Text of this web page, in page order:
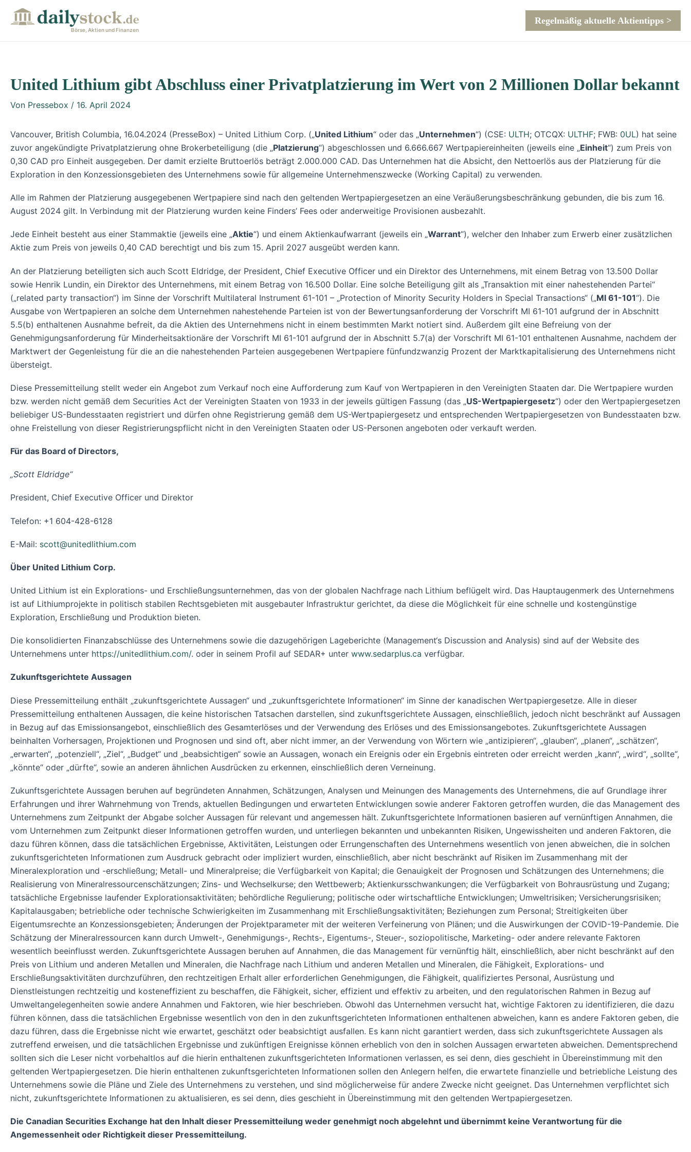
Inhalt
Börse, Aktien und Finanzen
Regelmäßig aktuelle Aktientipps >
United Lithium gibt Abschluss einer Privatplatzierung im Wert von 2 Millionen Dollar bekannt
Von Pressebox / 16. April 2024
Vancouver, British Columbia, 16.04.2024 (PresseBox) – United Lithium Corp. („United Lithium“ oder das „Unternehmen“) (CSE: ULTH; OTCQX: ULTHF; FWB: 0UL) hat seine
zuvor angekündigte Privatplatzierung ohne Brokerbeteiligung (die „Platzierung“) abgeschlossen und 6.666.667 Wertpapiereinheiten (jeweils eine „Einheit“) zum Preis von
0,30 CAD pro Einheit ausgegeben. Der damit erzielte Bruttoerlös beträgt 2.000.000 CAD. Das Unternehmen hat die Absicht, den Nettoerlös aus der Platzierung für die
Exploration in den Konzessionsgebieten des Unternehmens sowie für allgemeine Unternehmenszwecke (Working Capital) zu verwenden.
Alle im Rahmen der Platzierung ausgegebenen Wertpapiere sind nach den geltenden Wertpapiergesetzen an eine Veräußerungsbeschränkung gebunden, die bis zum 16.
August 2024 gilt. In Verbindung mit der Platzierung wurden keine Finders’ Fees oder anderweitige Provisionen ausbezahlt.
Jede Einheit besteht aus einer Stammaktie (jeweils eine „Aktie“) und einem Aktienkaufwarrant (jeweils ein „Warrant“), welcher den Inhaber zum Erwerb einer zusätzlichen
Aktie zum Preis von jeweils 0,40 CAD berechtigt und bis zum 15. April 2027 ausgeübt werden kann.
An der Platzierung beteiligten sich auch Scott Eldridge, der President, Chief Executive Officer und ein Direktor des Unternehmens, mit einem Betrag von 13.500 Dollar
sowie Henrik Lundin, ein Direktor des Unternehmens, mit einem Betrag von 16.500 Dollar. Eine solche Beteiligung gilt als „Transaktion mit einer nahestehenden Partei“
(„related party transaction“) im Sinne der Vorschrift Multilateral Instrument 61-101 – „Protection of Minority Security Holders in Special Transactions“ („MI 61-101“). Die
Ausgabe von Wertpapieren an solche dem Unternehmen nahestehende Parteien ist von der Bewertungsanforderung der Vorschrift MI 61-101 aufgrund der in Abschnitt
5.5(b) enthaltenen Ausnahme befreit, da die Aktien des Unternehmens nicht in einem bestimmten Markt notiert sind. Außerdem gilt eine Befreiung von der
Genehmigungsanforderung für Minderheitsaktionäre der Vorschrift MI 61-101 aufgrund der in Abschnitt 5.7(a) der Vorschrift MI 61-101 enthaltenen Ausnahme, nachdem der
Marktwert der Gegenleistung für die an die nahestehenden Parteien ausgegebenen Wertpapiere fünfundzwanzig Prozent der Marktkapitalisierung des Unternehmens nicht
übersteigt.
Diese Pressemitteilung stellt weder ein Angebot zum Verkauf noch eine Aufforderung zum Kauf von Wertpapieren in den Vereinigten Staaten dar. Die Wertpapiere wurden
bzw. werden nicht gemäß dem Securities Act der Vereinigten Staaten von 1933 in der jeweils gültigen Fassung (das „US-Wertpapiergesetz“) oder den Wertpapiergesetzen
beliebiger US-Bundesstaaten registriert und dürfen ohne Registrierung gemäß dem US-Wertpapiergesetz und entsprechenden Wertpapiergesetzen von Bundesstaaten bzw.
ohne Freistellung von dieser Registrierungspflicht nicht in den Vereinigten Staaten oder US-Personen angeboten oder verkauft werden.
Für das Board of Directors,
„Scott Eldridge“
President, Chief Executive Officer und Direktor
Telefon: +1 604-428-6128
E-Mail: scott@unitedlithium.com
Über United Lithium Corp.
United Lithium ist ein Explorations- und Erschließungsunternehmen, das von der globalen Nachfrage nach Lithium beflügelt wird. Das Hauptaugenmerk des Unternehmens
ist auf Lithiumprojekte in politisch stabilen Rechtsgebieten mit ausgebauter Infrastruktur gerichtet, da diese die Möglichkeit für eine schnelle und kostengünstige
Exploration, Erschließung und Produktion bieten.
Die konsolidierten Finanzabschlüsse des Unternehmens sowie die dazugehörigen Lageberichte (Management‘s Discussion and Analysis) sind auf der Website des
Unternehmens unter https://unitedlithium.com/. oder in seinem Profil auf SEDAR+ unter www.sedarplus.ca verfügbar.
Zukunftsgerichtete Aussagen
Diese Pressemitteilung enthält „zukunftsgerichtete Aussagen“ und „zukunftsgerichtete Informationen“ im Sinne der kanadischen Wertpapiergesetze. Alle in dieser
Pressemitteilung enthaltenen Aussagen, die keine historischen Tatsachen darstellen, sind zukunftsgerichtete Aussagen, einschließlich, jedoch nicht beschränkt auf Aussagen
in Bezug auf das Emissionsangebot, einschließlich des Gesamterlöses und der Verwendung des Erlöses und des Emissionsangebotes. Zukunftsgerichtete Aussagen
beinhalten Vorhersagen, Projektionen und Prognosen und sind oft, aber nicht immer, an der Verwendung von Wörtern wie „antizipieren“, „glauben“, „planen“, „schätzen“,
„erwarten“, „potenziell“, „Ziel“, „Budget“ und „beabsichtigen“ sowie an Aussagen, wonach ein Ereignis oder ein Ergebnis eintreten oder erreicht werden „kann“, „wird“, „sollte“,
„könnte“ oder „dürfte“, sowie an anderen ähnlichen Ausdrücken zu erkennen, einschließlich deren Verneinung.
Zukunftsgerichtete Aussagen beruhen auf begründeten Annahmen, Schätzungen, Analysen und Meinungen des Managements des Unternehmens, die auf Grundlage ihrer
Erfahrungen und ihrer Wahrnehmung von Trends, aktuellen Bedingungen und erwarteten Entwicklungen sowie anderer Faktoren getroffen wurden, die das Management des
Unternehmens zum Zeitpunkt der Abgabe solcher Aussagen für relevant und angemessen hält. Zukunftsgerichtete Informationen basieren auf vernünftigen Annahmen, die
vom Unternehmen zum Zeitpunkt dieser Informationen getroffen wurden, und unterliegen bekannten und unbekannten Risiken, Ungewissheiten und anderen Faktoren, die
dazu führen können, dass die tatsächlichen Ergebnisse, Aktivitäten, Leistungen oder Errungenschaften des Unternehmens wesentlich von jenen abweichen, die in solchen
zukunftsgerichteten Informationen zum Ausdruck gebracht oder impliziert wurden, einschließlich, aber nicht beschränkt auf Risiken im Zusammenhang mit der
Mineralexploration und -erschließung; Metall- und Mineralpreise; die Verfügbarkeit von Kapital; die Genauigkeit der Prognosen und Schätzungen des Unternehmens; die
Realisierung von Mineralressourcenschätzungen; Zins- und Wechselkurse; den Wettbewerb; Aktienkursschwankungen; die Verfügbarkeit von Bohrausrüstung und Zugang;
tatsächliche Ergebnisse laufender Explorationsaktivitäten; behördliche Regulierung; politische oder wirtschaftliche Entwicklungen; Umweltrisiken; Versicherungsrisiken;
Kapitalausgaben; betriebliche oder technische Schwierigkeiten im Zusammenhang mit Erschließungsaktivitäten; Beziehungen zum Personal; Streitigkeiten über
Eigentumsrechte an Konzessionsgebieten; Änderungen der Projektparameter mit der weiteren Verfeinerung von Plänen; und die Auswirkungen der COVID-19-Pandemie. Die
Schätzung der Mineralressourcen kann durch Umwelt-, Genehmigungs-, Rechts-, Eigentums-, Steuer-, soziopolitische, Marketing- oder andere relevante Faktoren
wesentlich beeinflusst werden. Zukunftsgerichtete Aussagen beruhen auf Annahmen, die das Management für vernünftig hält, einschließlich, aber nicht beschränkt auf den
Preis von Lithium und anderen Metallen und Mineralen, die Nachfrage nach Lithium und anderen Metallen und Mineralen, die Fähigkeit, Explorations- und
Erschließungsaktivitäten durchzuführen, den rechtzeitigen Erhalt aller erforderlichen Genehmigungen, die Fähigkeit, qualifiziertes Personal, Ausrüstung und
Dienstleistungen rechtzeitig und kosteneffizient zu beschaffen, die Fähigkeit, sicher, effizient und effektiv zu arbeiten, und den regulatorischen Rahmen in Bezug auf
Umweltangelegenheiten sowie andere Annahmen und Faktoren, wie hier beschrieben. Obwohl das Unternehmen versucht hat, wichtige Faktoren zu identifizieren, die dazu
führen können, dass die tatsächlichen Ergebnisse wesentlich von den in den zukunftsgerichteten Informationen enthaltenen abweichen, kann es andere Faktoren geben, die
dazu führen, dass die Ergebnisse nicht wie erwartet, geschätzt oder beabsichtigt ausfallen. Es kann nicht garantiert werden, dass sich zukunftsgerichtete Aussagen als
zutreffend erweisen, und die tatsächlichen Ergebnisse und zukünftigen Ereignisse können erheblich von den in solchen Aussagen erwarteten abweichen. Dementsprechend
sollten sich die Leser nicht vorbehaltlos auf die hierin enthaltenen zukunftsgerichteten Informationen verlassen, es sei denn, dies geschieht in Übereinstimmung mit den
geltenden Wertpapiergesetzen. Die hierin enthaltenen zukunftsgerichteten Informationen sollen den Anlegern helfen, die erwartete finanzielle und betriebliche Leistung des
Unternehmens sowie die Pläne und Ziele des Unternehmens zu verstehen, und sind möglicherweise für andere Zwecke nicht geeignet. Das Unternehmen verpflichtet sich
nicht, zukunftsgerichtete Informationen zu aktualisieren, es sei denn, dies geschieht in Übereinstimmung mit den geltenden Wertpapiergesetzen.
Die Canadian Securities Exchange hat den Inhalt dieser Pressemitteilung weder genehmigt noch abgelehnt und übernimmt keine Verantwortung für die
Angemessenheit oder Richtigkeit dieser Pressemitteilung.
navigation